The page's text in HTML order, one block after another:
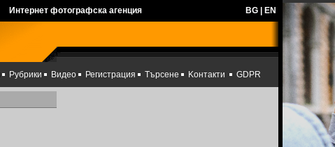
Интернет фотографска агенция BG EN
Рубрики Видео Регистрация Търсене Kонтакти GDPR